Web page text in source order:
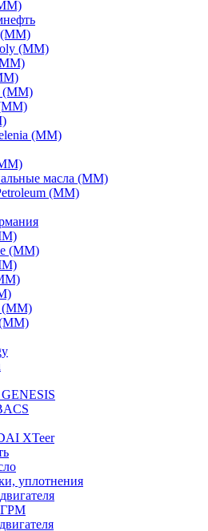
(ММ)
(ММ)
(ММ)
(ММ)
(ММ)
масла (ММ)
(ММ)
(ММ)
(ММ)
XTeer
уплотнения
ГРМ